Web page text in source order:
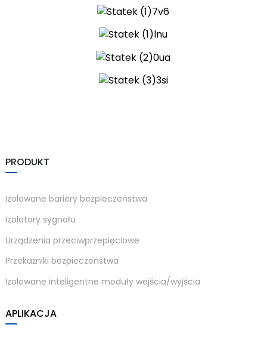
PRODUKT
Izolowane bariery bezpieczeństwa
Izolatory sygnału
Urządzenia przeciwprzepięciowe
Przekaźniki bezpieczeństwa
Izolowane inteligentne moduły wejścia/wyjścia
APLIKACJA